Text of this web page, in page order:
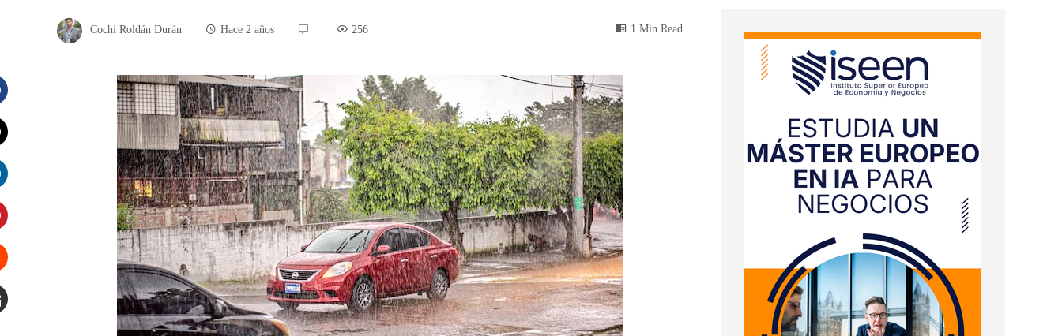
Cochi Roldán Durán Hace 2 años 256 1 Min Read